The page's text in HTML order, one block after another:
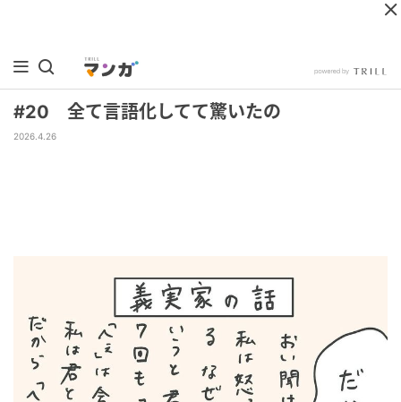
#20 全て言語化してて驚いたの
2026.4.26